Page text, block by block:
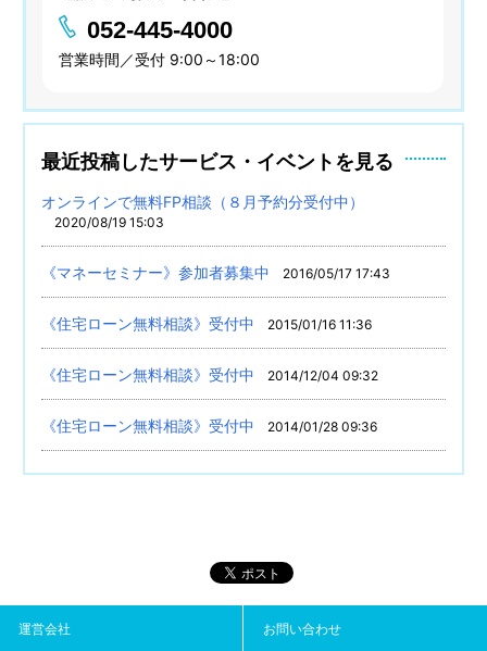
052-445-4000
営業時間／受付 9:00～18:00
最近投稿したサービス・イベントを見る
オンラインで無料FP相談（８月予約分受付中）
2020/08/19 15:03
《マネーセミナー》参加者募集中 2016/05/17 17:43
《住宅ローン無料相談》受付中 2015/01/16 11:36
《住宅ローン無料相談》受付中 2014/12/04 09:32
《住宅ローン無料相談》受付中 2014/01/28 09:36
運営会社 お問い合わせ